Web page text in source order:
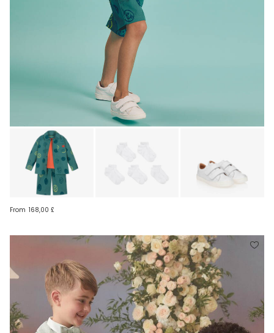
From 168,00 £